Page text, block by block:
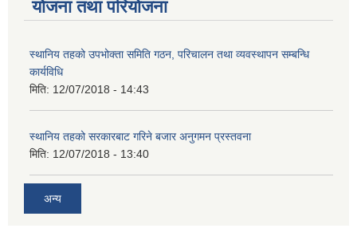
योजना तथा परियोजना
स्थानिय तहको उपभोक्ता समिति गठन, परिचालन तथा व्यवस्थापन सम्बन्धि
कार्यविधि
मिति: 12/07/2018 - 14:43
स्थानिय तहको सरकारबाट गरिने बजार अनुगमन प्रस्तवना
मिति: 12/07/2018 - 13:40
अन्य